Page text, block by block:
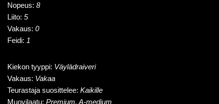
Nopeus: 8
Liito: 5
Vakaus: 0
Feidi: 1
Kiekon tyyppi: Väylädraiveri
Vakaus: Vakaa
Teurastaja suosittelee: Kaikille
Muovilaatu: Premium, A-medium